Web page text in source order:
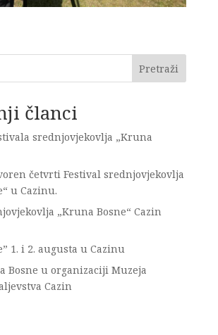
Pretraži
članci
srednjovjekovlja „Kruna
četvrti Festival srednjovjekovlja
u Cazinu.
„Kruna Bosne“ Cazin
1. i 2. augusta u Cazinu
Bosne u organizaciji Muzeja
Cazin